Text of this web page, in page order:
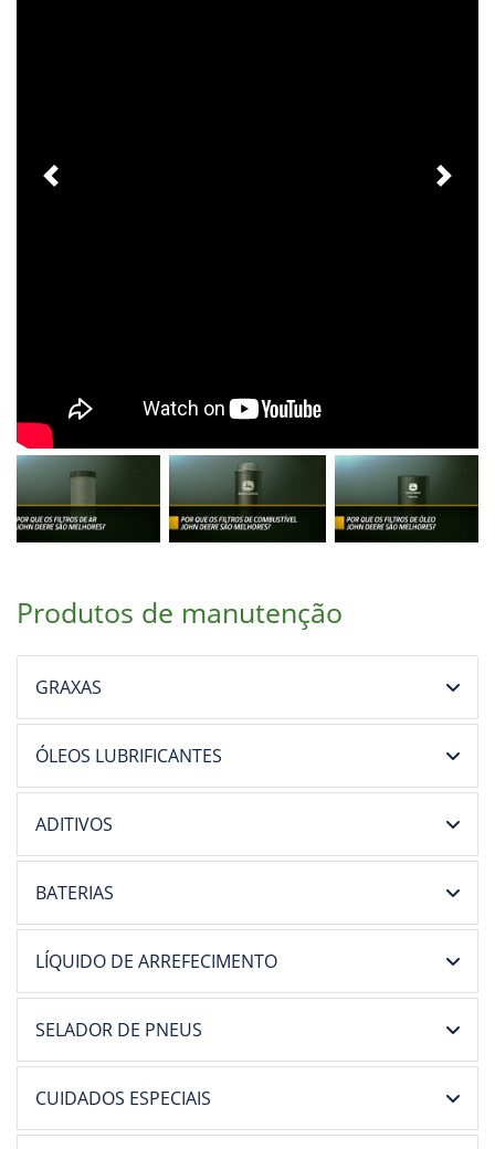
Previous Next
Produtos de manutenção
GRAXAS
ÓLEOS LUBRIFICANTES
ADITIVOS
BATERIAS
LÍQUIDO DE ARREFECIMENTO
SELADOR DE PNEUS
CUIDADOS ESPECIAIS